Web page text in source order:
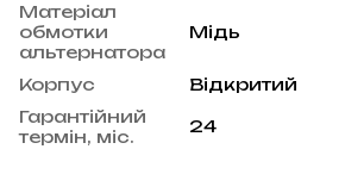
Матеріал
обмотки
альтернатора
Мідь
Корпус
Відкритий
Гарантійний
термін, міс.
24